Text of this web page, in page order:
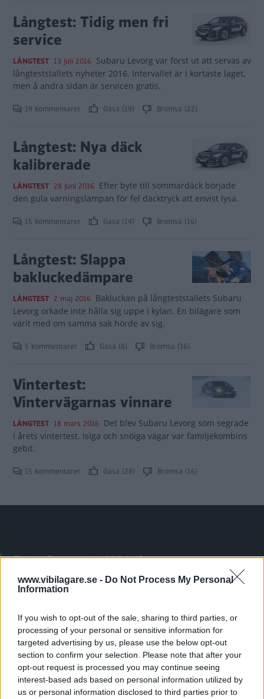
www.vibilagare.se - Do Not Process My Personal
Information
If you wish to opt-out of the sale, sharing to third parties, or
processing of your personal or sensitive information for
targeted advertising by us, please use the below opt-out
section to confirm your selection. Please note that after your
opt-out request is processed you may continue seeing
interest-based ads based on personal information utilized by
us or personal information disclosed to third parties prior to
Långtest: Tidig men fri
service
LÅNGTEST 13 juli 2016 Subaru Levorg var först ut att servas av
långteststallets nyheter 2016. Intervallet är i kortaste laget,
men å andra sidan är servicen gratis.
19 kommentarer Gasa (19) Bromsa (22)
Långtest: Nya däck
kalibrerade
LÅNGTEST 28 juni 2016 Efter byte till sommardäck började
den gula varningslampan för fel däcktryck att envist lysa.
15 kommentarer Gasa (14) Bromsa (16)
Långtest: Slappa
bakluckedämpare
LÅNGTEST 2 maj 2016 Bakluckan på långteststallets Subaru
Levorg orkade inte hålla sig uppe i kylan. En bilägare som
varit med om samma sak hörde av sig.
5 kommentarer Gasa (8) Bromsa (16)
Vintertest:
Vintervägarnas vinnare
LÅNGTEST 18 mars 2016 Det blev Subaru Levorg som segrade
i årets vintertest. Isiga och snöiga vägar var familjekombins
gebit.
15 kommentarer Gasa (28) Bromsa (16)
Tester: De senaste vi kört